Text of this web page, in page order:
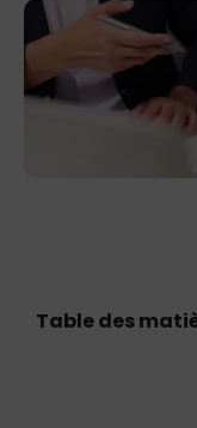
Table des